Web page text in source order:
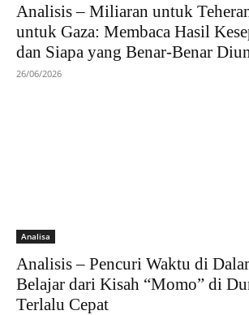
Analisis – Miliaran untuk
untuk Gaza: Membaca Hasil
dan Siapa yang Benar-Benar
26/06/2026
Analisa
Analisis – Pencuri Waktu di
Belajar dari Kisah “Momo” di
Terlalu Cepat